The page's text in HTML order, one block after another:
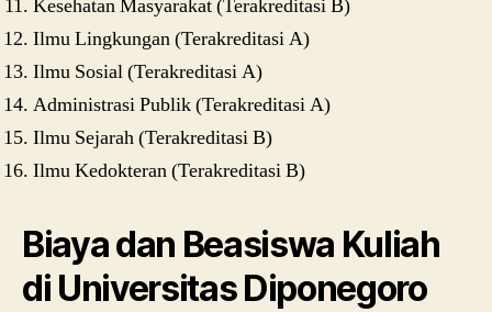
Kesehatan Masyarakat (Terakreditasi B)
Ilmu Lingkungan (Terakreditasi A)
Ilmu Sosial (Terakreditasi A)
Administrasi Publik (Terakreditasi A)
Ilmu Sejarah (Terakreditasi B)
Ilmu Kedokteran (Terakreditasi B)
Biaya dan Beasiswa Kuliah
di Universitas Diponegoro